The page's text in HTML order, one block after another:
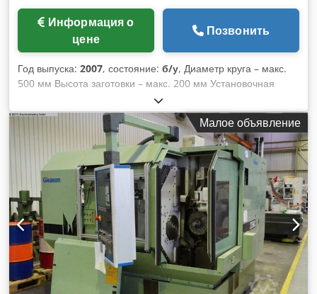
цене
Позвонить
Год выпуска: 2007, состояние: б/у, Диаметр круга – макс.
500 мм Высота заготовки – макс. 200 мм Установочная
высота: 200 мм Система управления: Siemens Simatic
MultiPanel Масса станка: около 7,3 т Габаритные размеры:
около 3900x1800x3300 мм Максимальный внешний
диаметр заготовки: 500 мм Максимальная высота
заготовки: 200 мм Минимальный внутренний диаметр
заготовки: 60 мм Сила прижатия внутреннего прижимного
кольца: 120 кН Сила прижатия внешнего прижимного
кольца: 240 кН Chedpfx Aeyan Nxjansa Растолкающая сила
разжимного дорна: 60 кН Сила выталкивания: 800 кН
Производительность насоса для подачи закалочного масла
(базовая комплектация): 750 л/мин Объем резервуара для
закалочного масла: около 2000 литров Объем резервуара
для гидравлического масла: 400 литров Рабочее давление
Малое объявление